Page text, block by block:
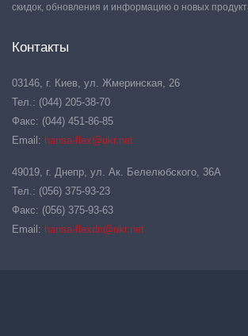
скидок, обновления и информацию о новых
Контакты
03146, г. Киев, ул. Жмеринская, 26
Тел.: (044) 205-38-70
Факс: (044) 451-86-85
Email: hansa-flex@ukr.net
49019, г. Днепр, ул. Ак. Белелюбского, 36А
Тел.: (056) 375-93-23
Факс: (056) 375-93-63
Email: hansa-flexdn@ukr.net